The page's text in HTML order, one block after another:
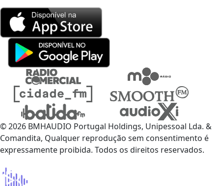
© 2026 BMHAUDIO Portugal Holdings, Unipessoal Lda. &
Comandita, Qualquer reprodução sem consentimento é
expressamente proibida. Todos os direitos reservados.